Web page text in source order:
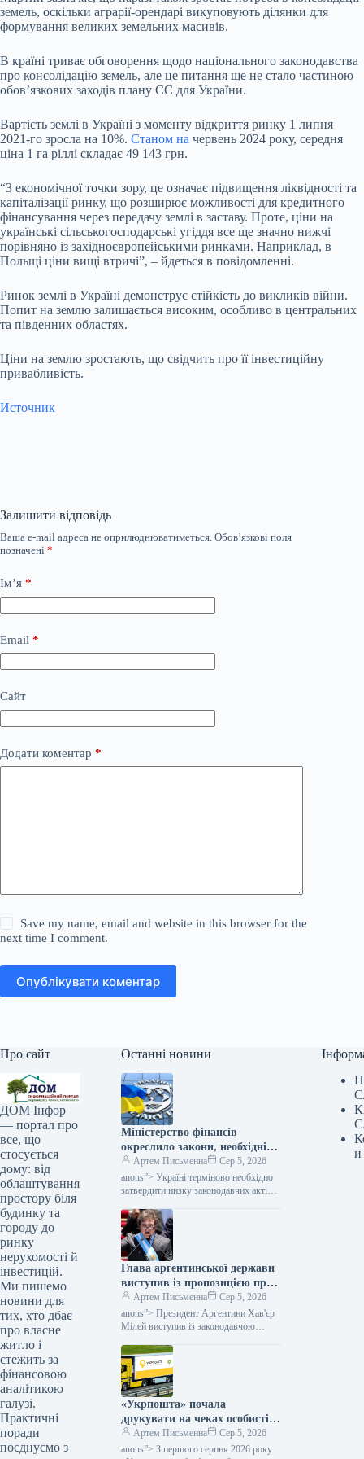
земель, оскільки аграрії-орендарі викуповують ділянки для
формування великих земельних масивів.
В країні триває обговорення щодо національного законодавства
про консолідацію земель, але це питання ще не стало частиною
обов’язкових заходів плану ЄС для України.
Вартість землі в Україні з моменту відкриття ринку 1 липня
2021-го зросла на 10%. Станом на червень 2024 року, середня
ціна 1 га ріллі складає 49 143 грн.
“З економічної точки зору, це означає підвищення ліквідності та
капіталізації ринку, що розширює можливості для кредитного
фінансування через передачу землі в заставу. Проте, ціни на
українські сільськогосподарські угіддя все ще значно нижчі
порівняно із західноєвропейськими ринками. Наприклад, в
Польщі ціни вищі втричі”, – йдеться в повідомленні.
Ринок землі в Україні демонструє стійкість до викликів війни.
Попит на землю залишається високим, особливо в центральних
та південних областях.
Ціни на землю зростають, що свідчить про її інвестиційну
привабливість.
Источник
Залишити відповідь
Ваша e-mail адреса не оприлюднюватиметься. Обов’язкові поля
позначені *
Ім’я *
Email *
Сайт
Додати коментар *
Save my name, email and website in this browser for the
next time I comment.
Опублікувати коментар
Про сайт
ДОМ Інфор
— портал про
все, що
стосується
дому: від
облаштування
простору біля
будинку та
городу до
ринку
нерухомості й
інвестицій.
Ми пишемо
новини для
тих, хто дбає
про власне
житло і
стежить за
фінансовою
аналітикою
галузі.
Практичні
поради
поєднуємо з
Останні новини
Міністерство фінансів
окреслило закони, необхідні
Україні для прогресу на
шляху до членства в
Європейському Союзі.
Артем Письменна
Сер 5, 2026
anons”> Україні терміново необхідно
затвердити низку законодавчих актів,
на шляху до інтеграції в Європейський
Союз. Про це…
Глава аргентинської держави
виступив із пропозицією про
скасування заробітної плати
для урядовців у зв’язку з
браком коштів у державному
Міністерстві фінансів.
Артем Письменна
Сер 5, 2026
anons”> Президент Аргентини Хав'єр
Мілей виступив із законодавчою
докорінно змінити правила бюджетної
поведінки. Ця ініціатива
«Укрпошта» почала
друкувати на чеках особисті
дані клієнтів: позиція НБУ —
Мінфін
Артем Письменна
Сер 5, 2026
anons”> З першого серпня 2026 року
и